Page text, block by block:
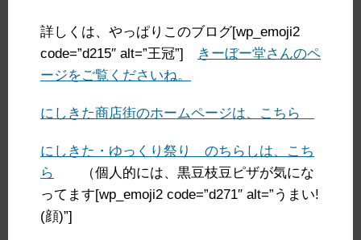
詳しくは、やっぱりこのブログ[wp_emoji2
code=”d215″ alt=”王冠”]
きーぼー堂さんのペ
ージをご覧くださいね。
にしきた商店街のホームページは、こちら
にしきた・ゆっくり祭り のちらしは、こち
ら
（個人的には、黒豆枝豆ピザが気にな
ってます[wp_emoji2 code=”d271″ alt=”うまい!
(顔)”]